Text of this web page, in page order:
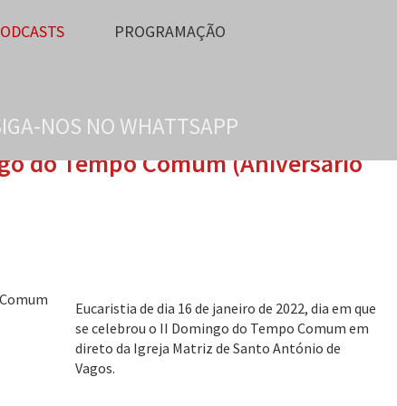
PROGRAMAÇÃO
do Tempo Comum (Aniversário
Eucaristia de dia 16 de janeiro de 2022, dia em que
se celebrou o II Domingo do Tempo Comum em
direto da Igreja Matriz de Santo António de
Vagos.